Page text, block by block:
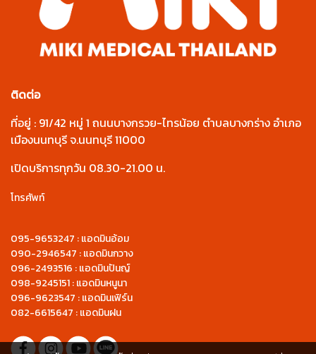
ติดต่อ
ที่อยู่ : 91/42 หมู่ 1 ถนนบางกรวย-ไทรน้อย ตำบลบางกร่าง อำเภอ
เมืองนนทบุรี จ.นนทบุรี 11000
เปิดบริการทุกวัน 08.30-21.00 น.
โทรศัพท์
095-9653247 : แอดมินอ้อม
090-2946547 : แอดมินกวาง
096-2493516 : แอดมินปันญ์
098-9245151 : แอดมินหนูนา
096-9623547 : แอดมินเฟิร์น
082-6615647 : แอดมินฝน